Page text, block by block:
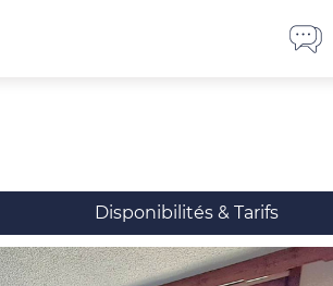
Disponibilités & Tarifs